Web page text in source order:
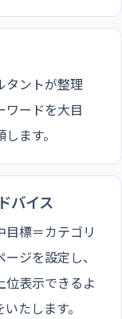
タントが整理
ワードを大目
ます。
バイス
標＝カテゴリ
ジを設定し、
位表示できるよ
たします。